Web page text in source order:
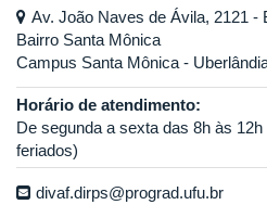
Av. João Naves de Ávila, 2121 -
Bairro Santa Mônica
Campus Santa Mônica -
Horário de atendimento:
De segunda a sexta das 8h às
feriados)
divaf.dirps@prograd.ufu.br